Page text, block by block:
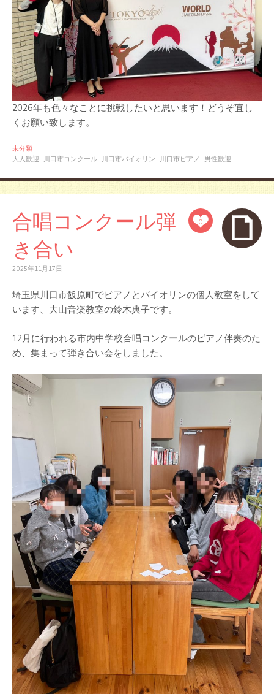
2026年も色々なことに挑戦したいと思います！どうぞ宜し
くお願い致します。
未分類
大人歓迎
川口市コンクール 川口市バイオリン 川口市ピアノ 男性歓迎
0
合唱コンクール弾
き合い
2025年11月17日
埼玉県川口市飯原町でピアノとバイオリンの個人教室をして
います、大山音楽教室の鈴木典子です。
12月に行われる市内中学校合唱コンクールのピアノ伴奏のた
め、集まって弾き合い会をしました。